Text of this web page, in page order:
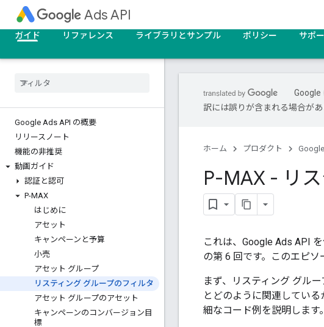
Ads API
ガイド リファレンス ライブラリとサンプル ポリシー サポ
Google Ads API の概要
リリースノート
機能の非推奨
動画ガイド
認証と認可
P-MAX
はじめに
アセット
キャンペーンと予算
小売
アセット グループ
リスティング グループのフィルタ
アセット グループのアセット
キャンペーンのコンバージョン目
標
Google
訳には誤りが含まれる場合があ
ホーム プロダクト
P-MAX - リ
これは、Google Ads API
の第 6 回です。このエピソ
まず、リスティング グル
とどのように関連してい
細なコード例を説明します。